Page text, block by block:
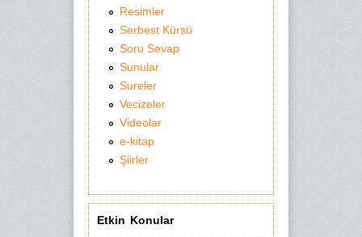
Resimler
Serbest Kürsü
Soru Sevap
Sunular
Sureler
Vecizeler
Videolar
e-kitap
Şiirler
Etkin Konular